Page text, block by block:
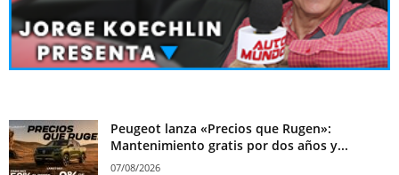
Peugeot lanza «Precios que Rugen»:
Mantenimiento gratis por dos años y...
07/08/2026